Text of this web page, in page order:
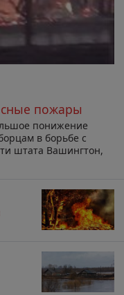
пожары
понижение
в борьбе с
штата Вашингтон,